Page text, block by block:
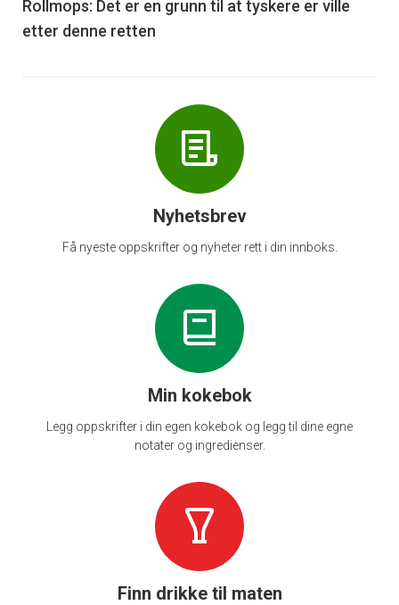
6
Rollmops: Det er en grunn til at tyskere er ville
etter denne retten
Nyhetsbrev
Få nyeste oppskrifter og nyheter rett i din innboks.
Min kokebok
Legg oppskrifter i din egen kokebok og legg til dine egne
notater og ingredienser.
Finn drikke til maten